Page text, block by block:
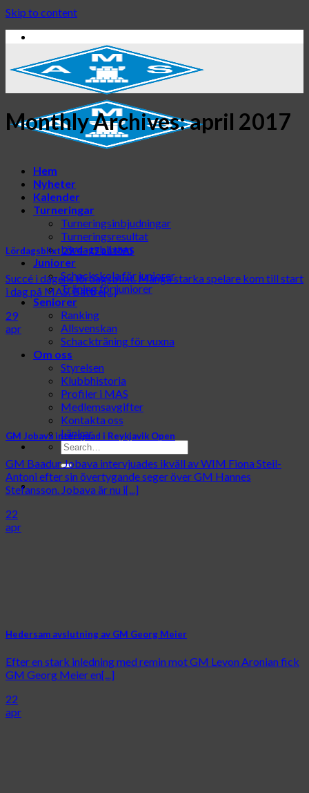
Skip to content
Hem
Nyheter
Kalender
Turneringar
Turneringsinbjudningar
Turneringsresultat
Lördagsblixten
Juniorer
Schackskola för juniorer
Träning för juniorer
Seniorer
Ranking
Allsvenskan
Schackträning för vuxna
Om oss
Styrelsen
Klubbhistoria
Profiler i MAS
Medlemsavgifter
Kontakta oss
Länkar
Monthly Archives:april 2017
Lördagsblixt 29/4 -17 på MAS
Succé i dagens lördagsblixt. Många starka spelare kom till start
i dag på MAS. Bättre[...]
29
apr
GM Jobava intervjuad i Reykjavik Open
GM Baadur Jobava intervjuades ikväll av WIM Fiona Steil-
Antoni efter sin övertygande seger över GM Hannes
Stefansson. Jobava är nu i[...]
22
apr
Hedersam avslutning av GM Georg Meier
Efter en stark inledning med remin mot GM Levon Aronian fick
GM Georg Meier en[...]
22
apr